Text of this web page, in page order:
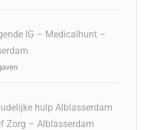
IG – Medicalhunt –
hulp Alblasserdam
Zorg – Alblasserdam